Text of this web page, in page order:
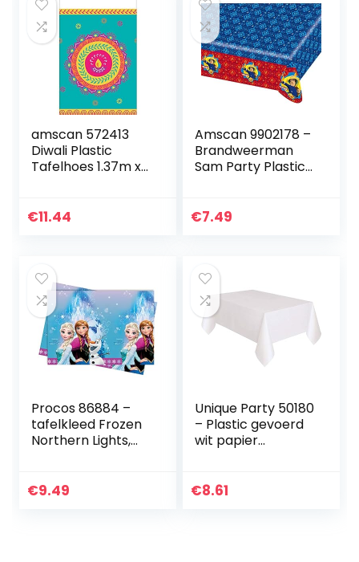
amscan 572413
Diwali Plastic
Tafelhoes 1.37m x
€11.44
Amscan 9902178 –
Brandweerman
Sam Party Plastic
€7.49
Procos 86884 –
tafelkleed Frozen
Northern Lights,
Olaf,
€9.49
Unique Party 50180
– Plastic gevoerd
wit papier
€8.61